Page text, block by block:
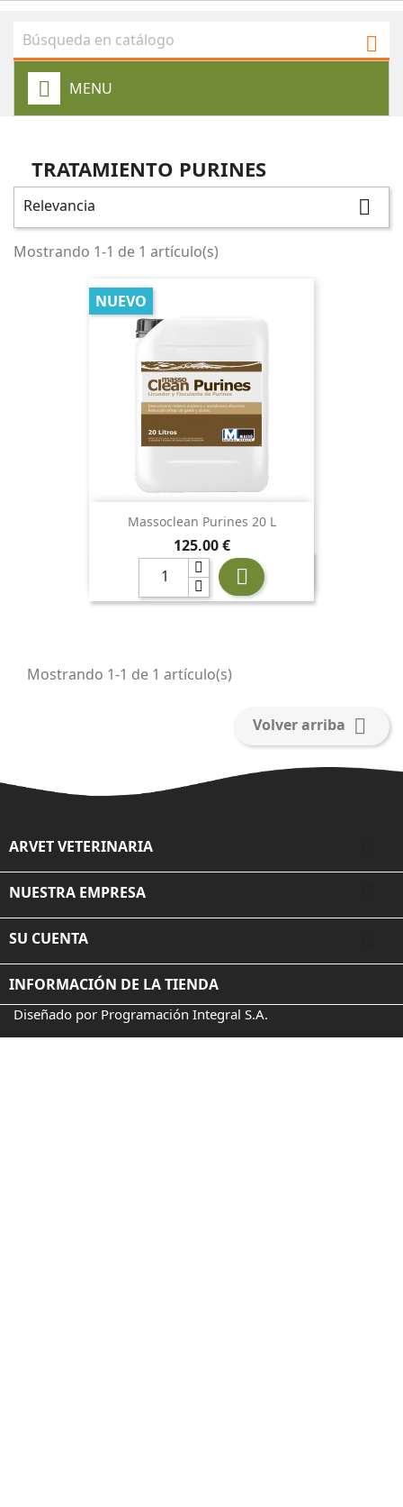

MENU
TRATAMIENTO PURINES
Relevancia 
Mostrando 1-1 de 1 artículo(s)
Massoclean Purines 20 L
Precio
125,00 €

NUEVO
Mostrando 1-1 de 1 artículo(s)
Volver arriba 
ARVET VETERINARIA
NUESTRA EMPRESA
SU CUENTA
INFORMACIÓN DE LA TIENDA
Diseñado por Programación Integral S.A.